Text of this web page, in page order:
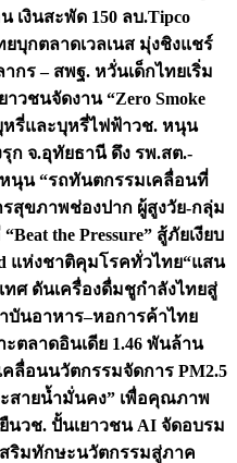
เงินสะพัด 150 ลบ.Tipco
ยบุกตลาดเวลเนส มุ่งชิงแชร์
กร – สพฐ. หวั่นเด็กไทยเริ่ม
วชนจัดงาน “Zero Smoke
หรี่และบุหรี่ไฟฟ้าวช. หนุน
ก จ.อุทัยธานี ดึง รพ.สต.-
นุน “รถทันตกรรมเคลื่อนที่
รสุขภาพช่องปาก ผู้สูงวัย-กลุ่ม
the Pressure” สู้ภัยเงียบ
แห่งชาติคุมโรคทั่วไทย“แสน
ทศ ดันเครื่องดื่มชูกำลังไทยสู่
บันอาหาร–หอการค้าไทย
ะตลาดอินเดีย 1.46 พันล้าน
ลื่อนนวัตกรรมจัดการ PM2.5
สายน้ำมั่นคง” เพื่อคุณภาพ
นวช. ปั้นเยาวชน AI จัดอบรม
ริมทักษะนวัตกรรมสู่ภาค